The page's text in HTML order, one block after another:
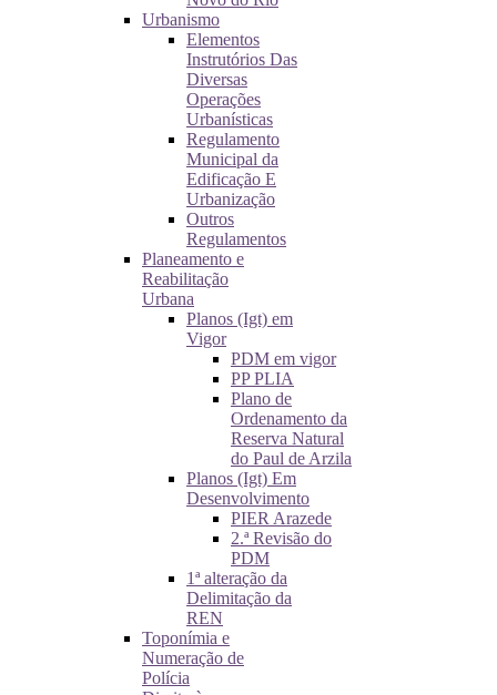
Urbanismo
Elementos
Instrutórios Das
Diversas
Operações
Urbanísticas
Regulamento
Municipal da
Edificação E
Urbanização
Outros
Regulamentos
Planeamento e
Reabilitação
Urbana
Planos (Igt) em
Vigor
PDM em vigor
PP PLIA
Plano de
Ordenamento da
Reserva Natural
do Paul de Arzila
Planos (Igt) Em
Desenvolvimento
PIER Arazede
2.ª Revisão do
PDM
1ª alteração da
Delimitação da
REN
Toponímia e
Numeração de
Polícia